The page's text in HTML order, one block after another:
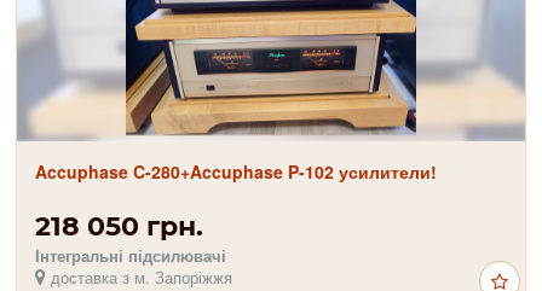
Accuphase C-280+Accuphase P-102 усилители!
218 050 грн.
Інтегральні підсилювачі
доставка з м. Запоріжжя